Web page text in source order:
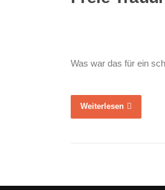
Was war das für ein
Weiterlesen